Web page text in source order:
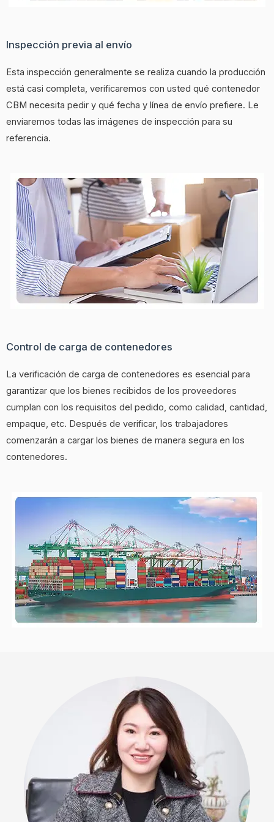
Inspección previa al envío
Esta inspección generalmente se realiza cuando la producción
está casi completa, verificaremos con usted qué contenedor
CBM necesita pedir y qué fecha y línea de envío prefiere. Le
enviaremos todas las imágenes de inspección para su
referencia.
Control de carga de contenedores
La verificación de carga de contenedores es esencial para
garantizar que los bienes recibidos de los proveedores
cumplan con los requisitos del pedido, como calidad, cantidad,
empaque, etc. Después de verificar, los trabajadores
comenzarán a cargar los bienes de manera segura en los
contenedores.